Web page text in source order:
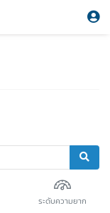
ระดับความยาก